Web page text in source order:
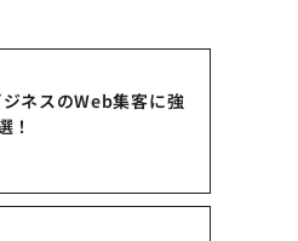
ネスのWeb集客に強
！